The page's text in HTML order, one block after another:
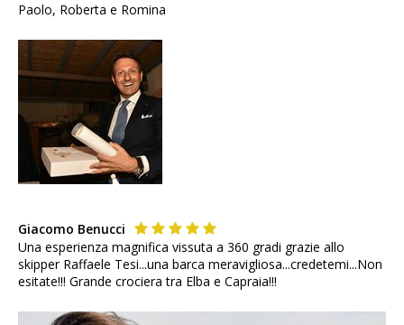
Paolo, Roberta e Romina
Giacomo Benucci
Una esperienza magnifica vissuta a 360 gradi grazie allo
skipper Raffaele Tesi...una barca meravigliosa...credetemi...Non
esitate!!! Grande crociera tra Elba e Capraia!!!